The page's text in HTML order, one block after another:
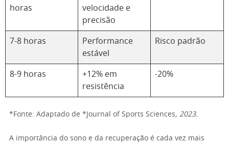
horas
velocidade e
precisão
7-8 horas
Performance
estável
Risco padrão
8-9 horas
+12% em
resistência
-20%
*Fonte: Adaptado de *Journal of Sports Sciences, 2023.
A importância do sono e da recuperação é cada vez mais